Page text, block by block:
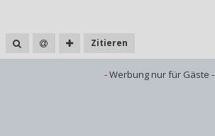
Zitieren
- Werbung nur für Gäste -